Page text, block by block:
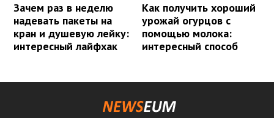
Зачем раз в неделю
надевать пакеты на
кран и душевую лейку:
интересный лайфхак
Как получить хороший
урожай огурцов с
помощью молока:
интересный способ